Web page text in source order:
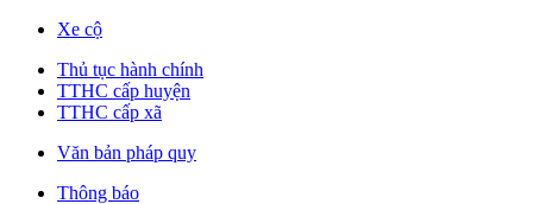
Xe cộ
Thủ tục hành chính
TTHC cấp huyện
TTHC cấp xã
Văn bản pháp quy
Thông báo